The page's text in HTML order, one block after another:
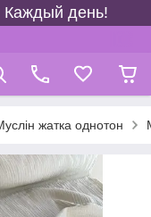
день!
жатка однотон